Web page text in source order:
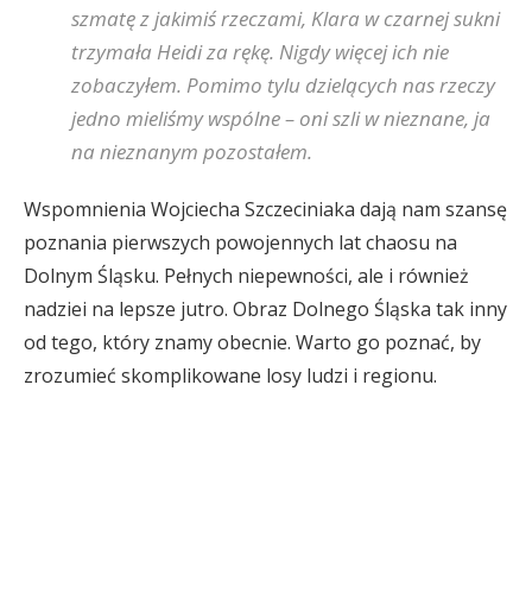
szmatę z jakimiś rzeczami, Klara w czarnej sukni
trzymała Heidi za rękę. Nigdy więcej ich nie
zobaczyłem. Pomimo tylu dzielących nas rzeczy
jedno mieliśmy wspólne – oni szli w nieznane, ja
na nieznanym pozostałem.
Wspomnienia Wojciecha Szczeciniaka dają nam szansę
poznania pierwszych powojennych lat chaosu na
Dolnym Śląsku. Pełnych niepewności, ale i również
nadziei na lepsze jutro. Obraz Dolnego Śląska tak inny
od tego, który znamy obecnie. Warto go poznać, by
zrozumieć skomplikowane losy ludzi i regionu.